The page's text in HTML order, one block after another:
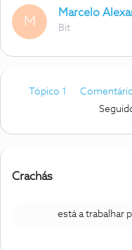
M
Marcelo
Bit
Tópico 1
Crachás
está a trabalhar